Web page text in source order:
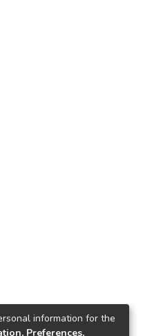
information for the
Preferences,